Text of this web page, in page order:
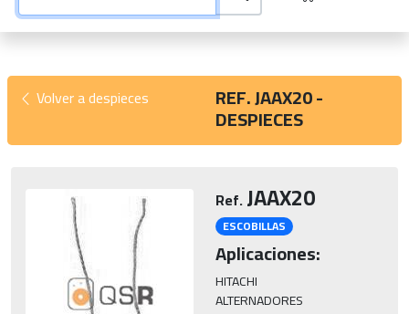
Volver a despieces REF. JAAX20 -
DESPIECES
Ref.JAAX20
ESCOBILLAS
Aplicaciones:
HITACHI
ALTERNADORES